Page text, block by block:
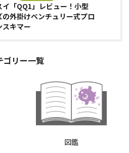
イ「QQ1」レビュー！小型
の外掛けベンチュリー式プロ
スキマー
ゴリー一覧
図鑑